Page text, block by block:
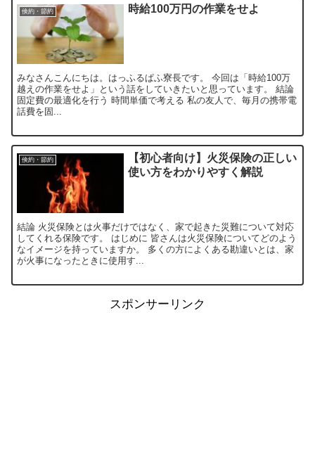
倹約・節約 時給100万円の作業をせよ
みなさんこんにちは。はっふるぱふ寮長です。 今回は「時給100万
越えの作業をせよ」という話をしていきたいと思っています。 結論
固定費の最適化を行う 時間単価で考える 私の友人で、毎月の携帯電
話費を固...
倹約・節約
【初心者向け】火災保険の正しい
使い方をわかりやすく解説
結論 火災保険とは火事だけではなく、家で起きた災難について対応
してくれる保険です。 はじめに 皆さんは火災保険についてどのよう
なイメージを持っていますか。 多くの方によくある勘違いとは、家
が火事になったときに使用す...
スポンサーリンク